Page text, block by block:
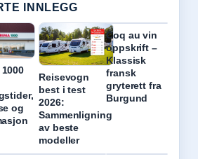
INNLEGG
1000
og
Reisevogn
best i test
2026:
Sammenligning
av beste
modeller
Coq au vin
oppskrift –
Klassisk
fransk
gryterett fra
Burgund